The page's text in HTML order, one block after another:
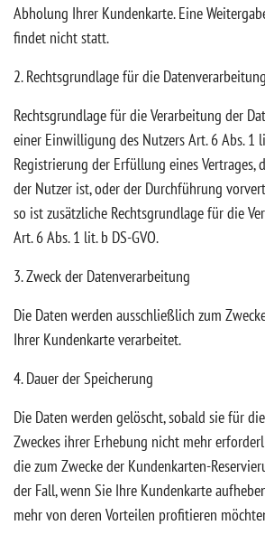
Abholung Ihrer Kundenkarte. Eine
findet nicht statt.
2. Rechtsgrundlage für die Datenverarbeitung
Rechtsgrundlage für die Verarbeitung der
einer Einwilligung des Nutzers Art. 6 Abs. 1
Registrierung der Erfüllung eines Vertrages,
der Nutzer ist, oder der Durchführung
so ist zusätzliche Rechtsgrundlage für die
Art. 6 Abs. 1 lit. b DS-GVO.
3. Zweck der Datenverarbeitung
Die Daten werden ausschließlich zum
Ihrer Kundenkarte verarbeitet.
4. Dauer der Speicherung
Die Daten werden gelöscht, sobald sie für
Zweckes ihrer Erhebung nicht mehr
die zum Zwecke der Kundenkarten-
der Fall, wenn Sie Ihre Kundenkarte
mehr von deren Vorteilen profitieren